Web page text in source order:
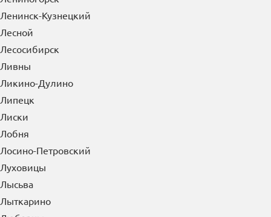
Ленинск-Кузнецкий
Лесной
Лесосибирск
Ливны
Ликино-Дулино
Липецк
Лиски
Лобня
Лосино-Петровский
Луховицы
Лысьва
Лыткарино